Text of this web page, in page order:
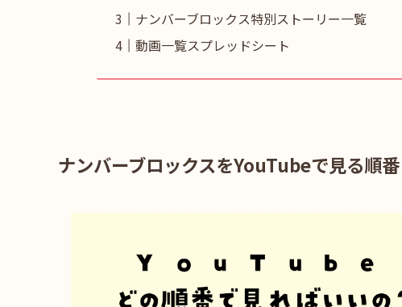
ナンバーブロックス特別ストーリー一覧
動画一覧スプレッドシート
ナンバーブロックスをYouTubeで見る順番